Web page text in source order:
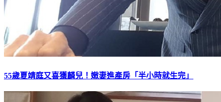
55歲夏靖庭又喜獲麟兒！嫩妻進產房「半小時就生完」